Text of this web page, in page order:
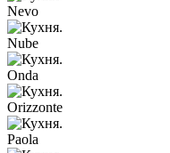
Nevo
Nube
Onda
Orizzonte
Paola